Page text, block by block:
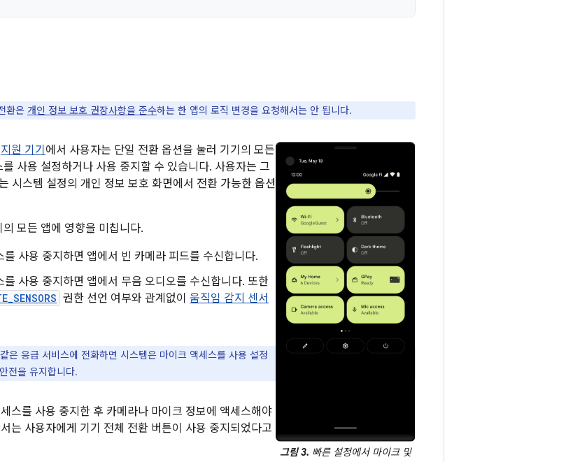
환은 개인 정보 보호 권장사항을 준수하는 한 앱의 로직 변경을 요청해서는 안 됩니다.
그림 3. 빠른 설정에서 마이크 및
지원 기기 에서 사용자는 단일 전환 옵션을 눌러 기기의 모든
사용 설정하거나 사용 중지할 수 있습니다. 사용자는 그
시스템 설정의 개인 정보 보호 화면에서 전환 가능한 옵션
모든 앱에 영향을 미칩니다.
를 사용 중지하면 앱에서 빈 카메라 피드를 수신합니다.
를 사용 중지하면 앱에서 무음 오디오를 수신합니다. 또한
권한 선언 여부와 관계없이 움직임 감지 센서
은 응급 서비스에 전화하면 시스템은 마이크 액세스를 사용 설정
전을 유지합니다.
스를 사용 중지한 후 카메라나 마이크 정보에 액세스해야
는 사용자에게 기기 전체 전환 버튼이 사용 중지되었다고